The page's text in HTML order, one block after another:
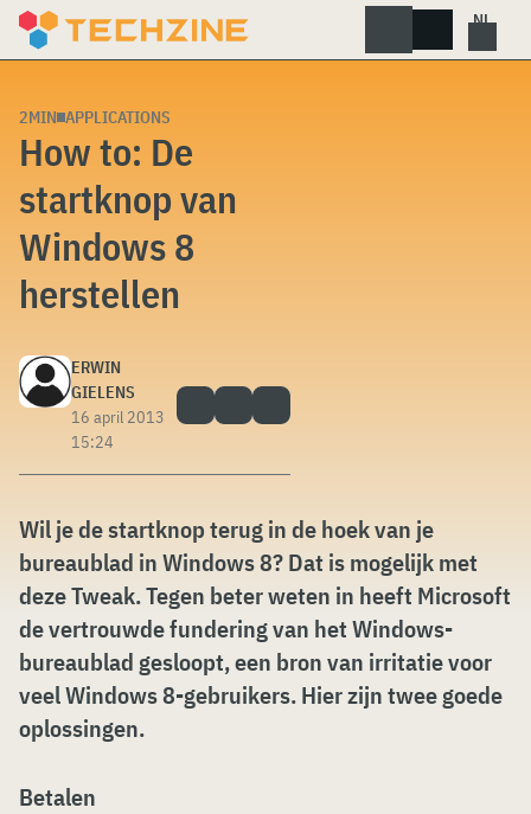
Skip
2MIN APPLICATIONS
How to: De
startknop van
Windows 8
herstellen
ERWIN
GIELENS
16 april 2013
15:24
Wil je de startknop terug in de hoek van je
bureaublad in Windows 8? Dat is mogelijk met
deze Tweak. Tegen beter weten in heeft Microsoft
de vertrouwde fundering van het Windows-
bureaublad gesloopt, een bron van irritatie voor
veel Windows 8-gebruikers. Hier zijn twee goede
oplossingen.
Betalen